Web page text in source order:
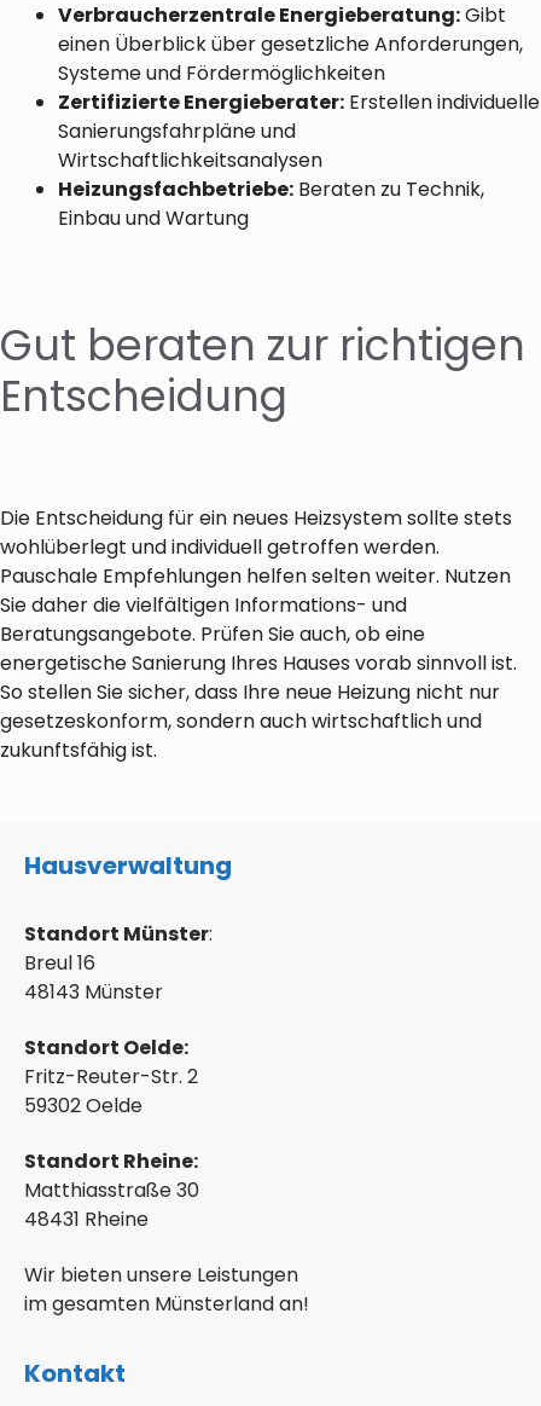
Verbraucherzentrale Energieberatung:Gibt
einen Überblick über gesetzliche Anforderungen,
Systeme und Fördermöglichkeiten
Zertifizierte Energieberater: Erstellen individuelle
Sanierungsfahrpläne und
Wirtschaftlichkeitsanalysen
Heizungsfachbetriebe: Beraten zu Technik,
Einbau und Wartung
Gut beraten zur richtigen
Entscheidung
Die Entscheidung für ein neues Heizsystem sollte stets
wohlüberlegt und individuell getroffen werden.
Pauschale Empfehlungen helfen selten weiter. Nutzen
Sie daher die vielfältigen Informations- und
Beratungsangebote. Prüfen Sie auch, ob eine
energetische Sanierung Ihres Hauses vorab sinnvoll ist.
So stellen Sie sicher, dass Ihre neue Heizung nicht nur
gesetzeskonform, sondern auch wirtschaftlich und
zukunftsfähig ist.
Hausverwaltung
Standort Münster:
Breul 16
48143 Münster
Standort Oelde:
Fritz-Reuter-Str. 2
59302 Oelde
Standort Rheine:
Matthiasstraße 30
48431 Rheine
Wir bieten unsere Leistungen
im gesamten Münsterland an!
Kontakt